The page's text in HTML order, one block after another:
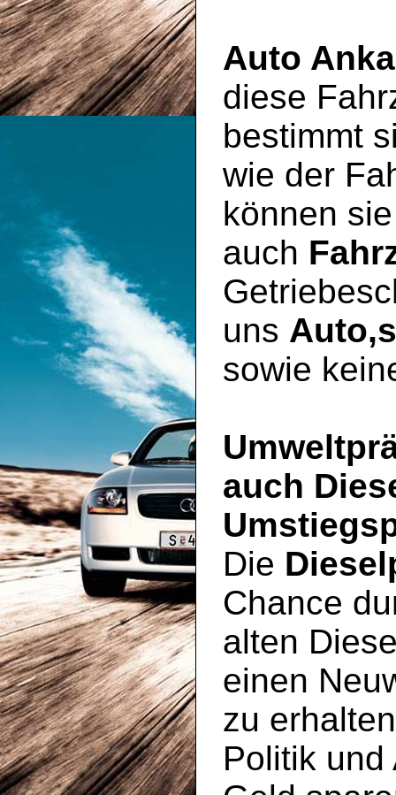
Auto
diese
bestimmt
wie der
können
auch
uns Auto,s
sowie
auch
Die
Chance
alten
einen
zu
Politik